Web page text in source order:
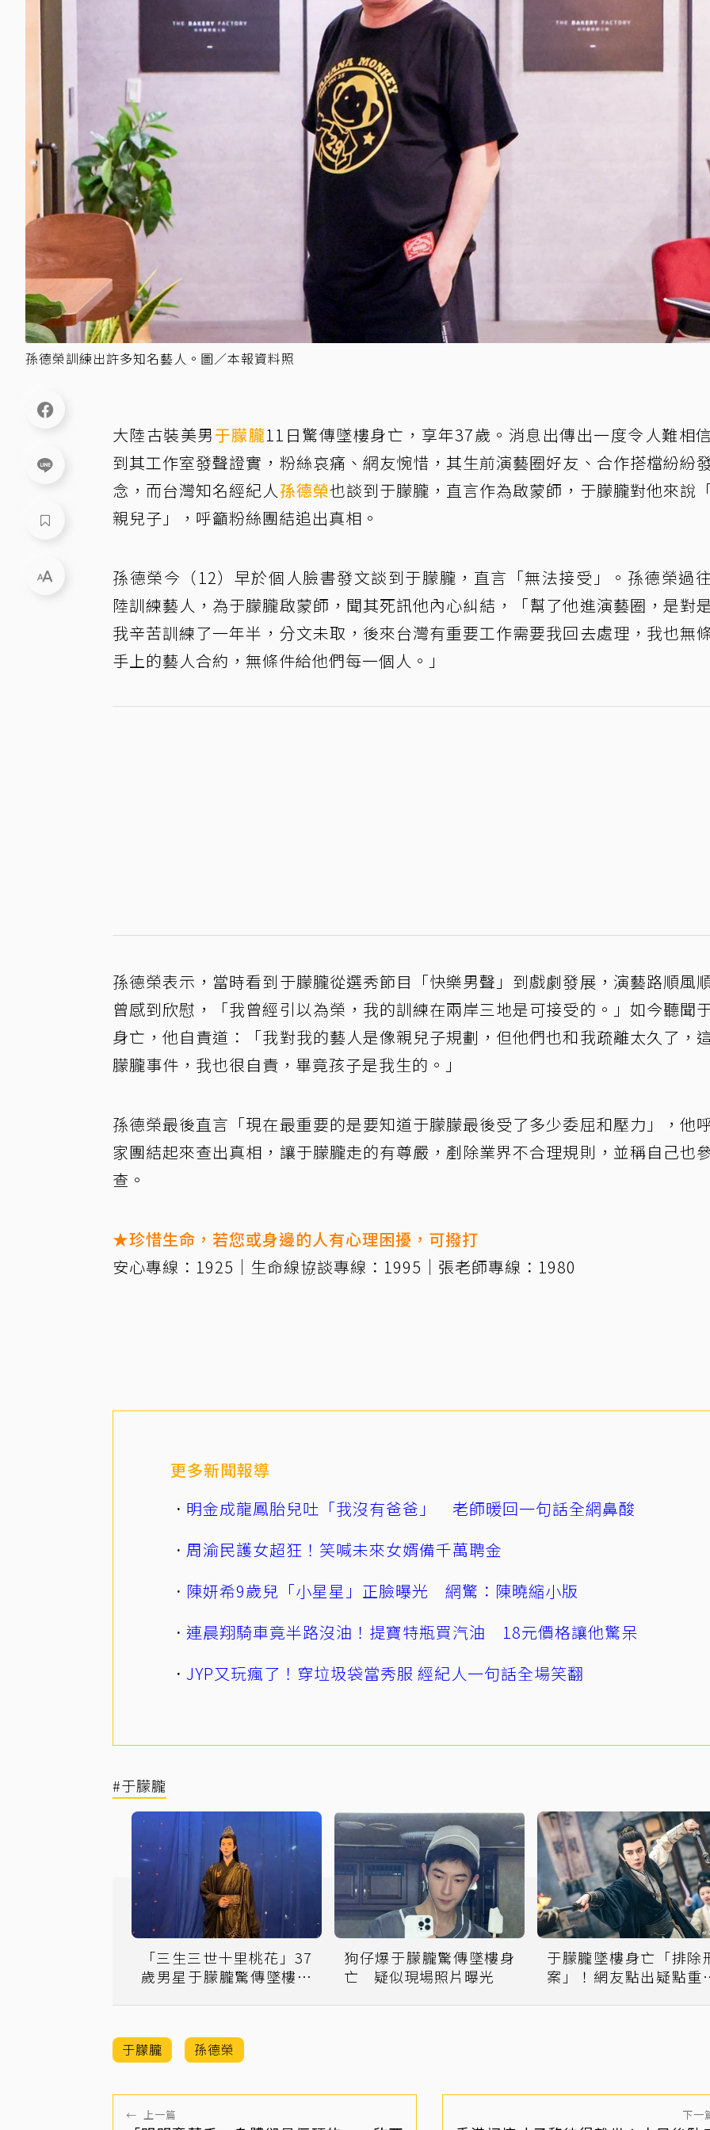
孫德榮訓練出許多知名藝人。圖／本報資料照
大陸古裝美男于朦朧11日驚傳墜樓身亡，享年37歲。消息出傳出一度令人難相
到其工作室發聲證實，粉絲哀痛、網友惋惜，其生前演藝圈好友、合作搭檔紛紛
念，而台灣知名經紀人孫德榮也談到于朦朧，直言作為啟蒙師，于朦朧對他來說
親兒子」，呼籲粉絲團結追出真相。
孫德榮今（12）早於個人臉書發文談到于朦朧，直言「無法接受」。孫德榮過
陸訓練藝人，為于朦朧啟蒙師，聞其死訊他內心糾結，「幫了他進演藝圈，是對
我辛苦訓練了一年半，分文未取，後來台灣有重要工作需要我回去處理，我也無
手上的藝人合約，無條件給他們每一個人。」
孫德榮表示，當時看到于朦朧從選秀節目「快樂男聲」到戲劇發展，演藝路順風
曾感到欣慰，「我曾經引以為榮，我的訓練在兩岸三地是可接受的。」如今聽聞
身亡，他自責道：「我對我的藝人是像親兒子規劃，但他們也和我疏離太久了，
朦朧事件，我也很自責，畢竟孩子是我生的。」
孫德榮最後直言「現在最重要的是要知道于朦朦最後受了多少委屈和壓力」，他
家團結起來查出真相，讓于朦朧走的有尊嚴，剷除業界不合理規則，並稱自己也
查。
★珍惜生命，若您或身邊的人有心理困擾，可撥打
安心專線：1925｜生命線協談專線：1995｜張老師專線：1980
更多新聞報導
明金成龍鳳胎兒吐「我沒有爸爸」 老師暖回一句話全網鼻酸
周渝民護女超狂！笑喊未來女婿備千萬聘金
陳妍希9歲兒「小星星」正臉曝光 網驚：陳曉縮小版
連晨翔騎車竟半路沒油！提寶特瓶買汽油 18元價格讓他驚呆
JYP又玩瘋了！穿垃圾袋當秀服 經紀人一句話全場笑翻
#于朦朧
「三生三世十里桃花」37
歲男星于朦朧驚傳墜樓身
狗仔爆于朦朧驚傳墜樓身
亡 疑似現場照片曝光
于朦朧墜樓身亡「排除
案」！網友點出疑點重
于朦朧 孫德榮
← 上一篇 下一